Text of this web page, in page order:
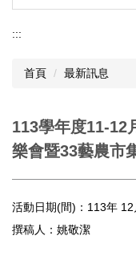
:::
首頁 最新訊息
113學年度11-12
樂會暨33藝農市
活動日期(間)：113年 12
撰稿人：姚敬潔